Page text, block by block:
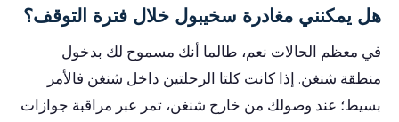
هل يمكنني مغادرة سخيبول خلال فترة التوقف؟
في معظم الحالات نعم، طالما أنك مسموح لك بدخول
منطقة شنغن. إذا كانت كلتا الرحلتين داخل شنغن فالأمر
بسيط؛ عند وصولك من خارج شنغن، تمر عبر مراقبة جوازات